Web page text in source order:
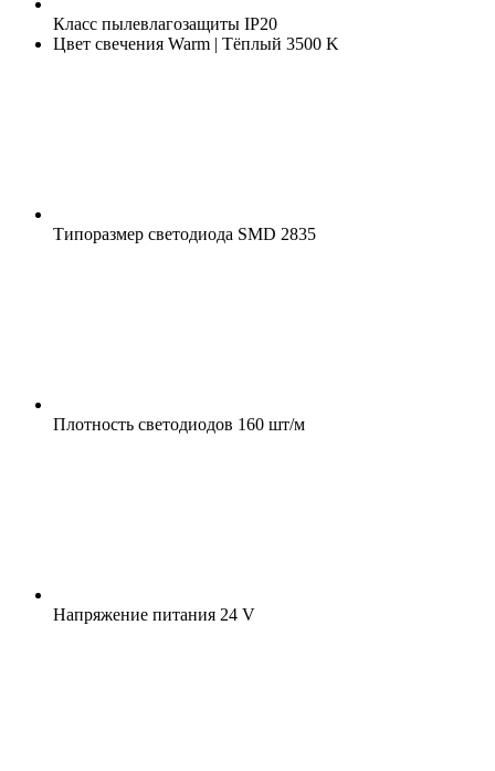
Класс пылевлагозащиты IP20
Цвет свечения Warm | Тёплый 3500 K
Типоразмер светодиода SMD 2835
Плотность светодиодов 160 шт/м
Напряжение питания 24 V